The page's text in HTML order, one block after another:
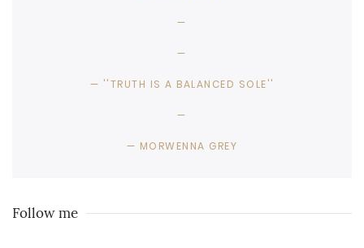
''TRUTH IS A BALANCED SOLE''
MORWENNA GREY
Follow me